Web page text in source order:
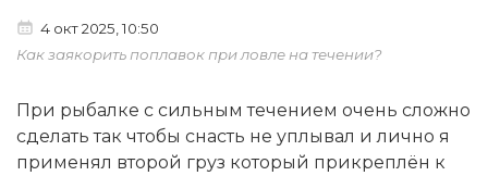
4 окт 2025, 10:50
Как заякорить поплавок при ловле на течении?
При рыбалке с сильным течением очень сложно
сделать так чтобы снасть не уплывал и лично я
применял второй груз который прикреплён к